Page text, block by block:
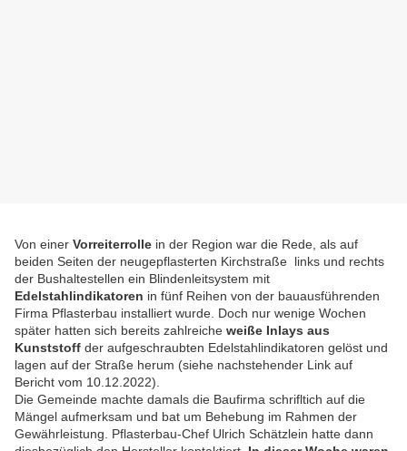
Von einer Vorreiterrolle in der Region war die Rede, als auf
beiden Seiten der neugepflasterten Kirchstraße links und rechts
der Bushaltestellen ein Blindenleitsystem mit
Edelstahlindikatoren in fünf Reihen von der bauausführenden
Firma Pflasterbau installiert wurde. Doch nur wenige Wochen
später hatten sich bereits zahlreiche weiße Inlays aus
Kunststoff der aufgeschraubten Edelstahlindikatoren gelöst und
lagen auf der Straße herum (siehe nachstehender Link auf
Bericht vom 10.12.2022).
Die Gemeinde machte damals die Baufirma schrifltich auf die
Mängel aufmerksam und bat um Behebung im Rahmen der
Gewährleistung. Pflasterbau-Chef Ulrich Schätzlein hatte dann